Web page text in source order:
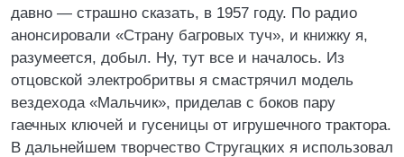
давно — страшно сказать, в 1957 году. По радио
анонсировали «Страну багровых туч», и книжку я,
разумеется, добыл. Ну, тут все и началось. Из
отцовской электробритвы я смастрячил модель
вездехода «Мальчик», приделав с боков пару
гаечных ключей и гусеницы от игрушечного трактора.
В дальнейшем творчество Стругацких я использовал